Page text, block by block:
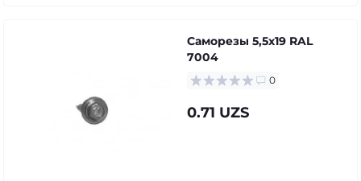
Саморезы 5,5х19 RAL
7004
0
0.71 UZS